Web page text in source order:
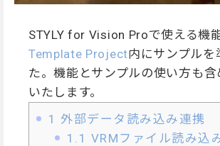
STYLY for Vision Proで使える機
Template Project内にサンプルを
た。機能とサンプルの使い方も含
いたします。
1 外部データ読み込み連携
1.1 VRMファイル読み込